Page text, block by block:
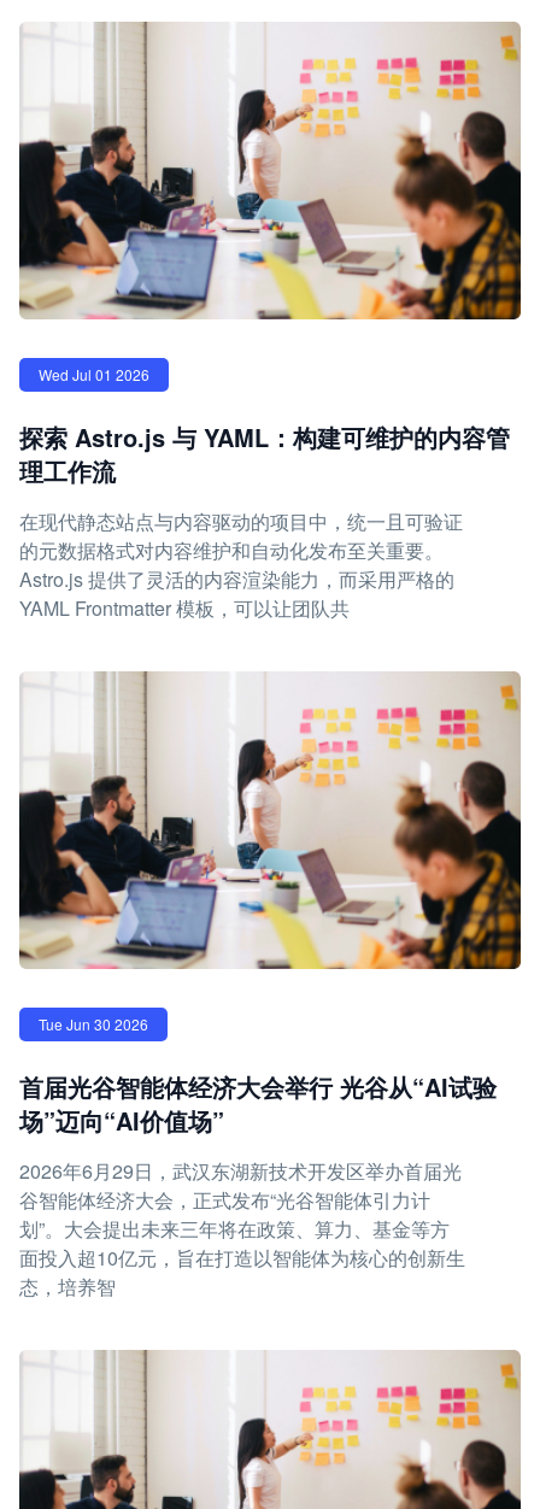
Wed Jul 01 2026
探索 Astro.js 与 YAML：构建可维护的内容管
理工作流
在现代静态站点与内容驱动的项目中，统一且可验证
的元数据格式对内容维护和自动化发布至关重要。
Astro.js 提供了灵活的内容渲染能力，而采用严格的
YAML Frontmatter 模板，可以让团队共
Tue Jun 30 2026
首届光谷智能体经济大会举行 光谷从“AI试验
场”迈向“AI价值场”
2026年6月29日，武汉东湖新技术开发区举办首届光
谷智能体经济大会，正式发布“光谷智能体引力计
划”。大会提出未来三年将在政策、算力、基金等方
面投入超10亿元，旨在打造以智能体为核心的创新生
态，培养智